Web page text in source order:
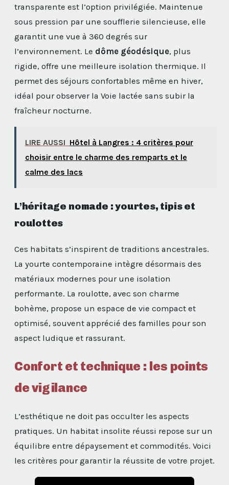
transparente est l’option privilégiée. Maintenue
sous pression par une soufflerie silencieuse, elle
garantit une vue à 360 degrés sur
l’environnement. Le dôme géodésique, plus
rigide, offre une meilleure isolation thermique. Il
permet des séjours confortables même en hiver,
idéal pour observer la Voie lactée sans subir la
fraîcheur nocturne.
LIRE AUSSI Hôtel à Langres : 4 critères pour
choisir entre le charme des remparts et le
calme des lacs
L’héritage nomade : yourtes, tipis et
roulottes
Ces habitats s’inspirent de traditions ancestrales.
La yourte contemporaine intègre désormais des
matériaux modernes pour une isolation
performante. La roulotte, avec son charme
bohème, propose un espace de vie compact et
optimisé, souvent apprécié des familles pour son
aspect ludique et rassurant.
Confort et technique : les points
de vigilance
L’esthétique ne doit pas occulter les aspects
pratiques. Un habitat insolite réussi repose sur un
équilibre entre dépaysement et commodités. Voici
les critères pour garantir la réussite de votre projet.